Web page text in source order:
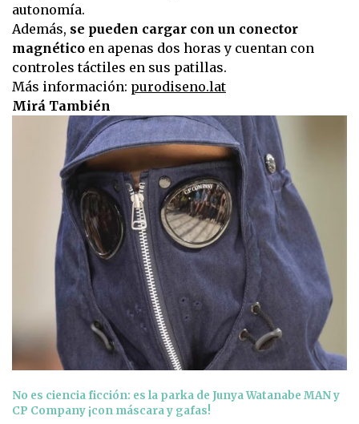
autonomía.
Además, se pueden cargar con un conector
magnético en apenas dos horas y cuentan con
controles táctiles en sus patillas.
Más información: purodiseno.lat
Mirá También
No es ciencia ficción: es la parka de Junya Watanabe MAN y
CP Company ¡con máscara y gafas!